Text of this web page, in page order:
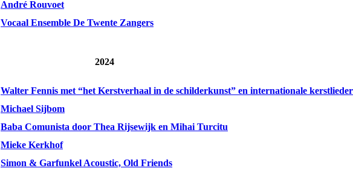
André Rouvoet
Vocaal Ensemble De Twente Zangers
2024
Walter Fennis met “het Kerstverhaal in de schilderkunst” en internationale
Michael Sijbom
Baba Comunista door Thea Rijsewijk en Mihai Turcitu
Mieke Kerkhof
Simon & Garfunkel Acoustic, Old Friends